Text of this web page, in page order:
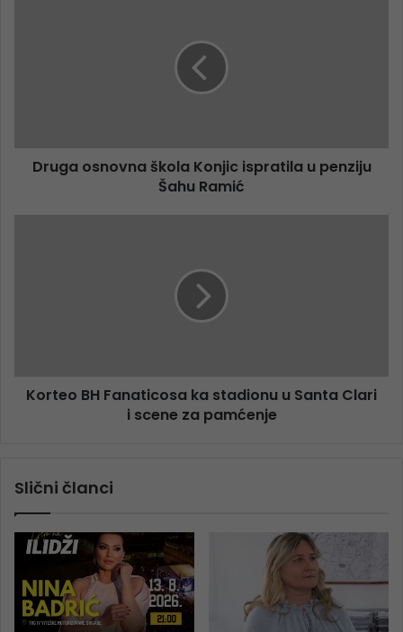
Druga osnovna škola Konjic ispratila u penziju
Šahu Ramić
Korteo BH Fanaticosa ka stadionu u Santa Clari
i scene za pamćenje
Slični članci